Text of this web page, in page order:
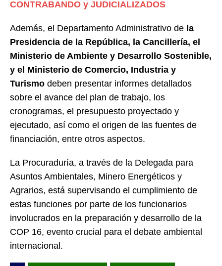
CONTRABANDO y JUDICIALIZADOS
Además, el Departamento Administrativo de la
Presidencia de la República, la Cancillería, el
Ministerio de Ambiente y Desarrollo Sostenible,
y el Ministerio de Comercio, Industria y
Turismo deben presentar informes detallados
sobre el avance del plan de trabajo, los
cronogramas, el presupuesto proyectado y
ejecutado, así como el origen de las fuentes de
financiación, entre otros aspectos.
La Procuraduría, a través de la Delegada para
Asuntos Ambientales, Minero Energéticos y
Agrarios, está supervisando el cumplimiento de
estas funciones por parte de los funcionarios
involucrados en la preparación y desarrollo de la
COP 16, evento crucial para el debate ambiental
internacional.